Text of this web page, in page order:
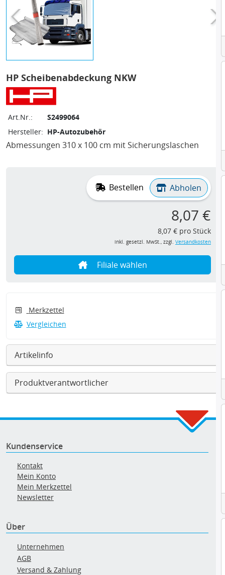
HP Scheibenabdeckung NKW
Art.Nr.:
S2499064
Hersteller: HP-Autozubehör
Abmessungen 310 x 100 cm mit Sicherungslaschen
Bestellen Abholen
8,07 €
8,07 € pro Stück
inkl. gesetzl. MwSt., zzgl. Versandkosten
Filiale wählen
Merkzettel
Vergleichen
Artikelinfo
Produktverantwortlicher
Kundenservice
Kontakt
Mein Konto
Mein Merkzettel
Newsletter
Über
Unternehmen
AGB
Versand & Zahlung